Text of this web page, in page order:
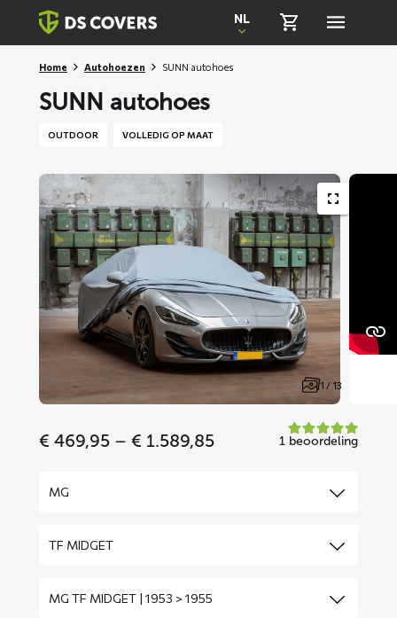
Skiplinks
NL
Home Autohoezen SUNN autohoes
SUNN autohoes
OUTDOOR VOLLEDIG OP MAAT
1 / 13
€ 469,95 – € 1.589,85Price
1 beoordeling